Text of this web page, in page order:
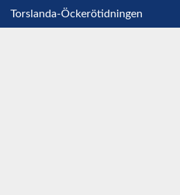
Torslanda-Öckerötidningen